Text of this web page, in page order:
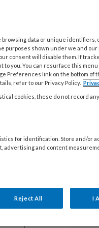
data or unique identifiers,
purposes shown under we and
consent will disable them. If
to you. You can resurface this
Preferences link on the bottom of
refer to our Privacy Policy.
cookies, these do not record
for identification. Store and/or
advertising and content
Reject All I